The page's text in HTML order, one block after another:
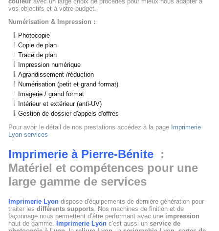
vos objectifs et à votre budget.
Numérisation & Impression :
Photocopie
Copie de plan
Tracé de plan
Impression numérique
Agrandissement /réduction
Numérisation (petit et grand format)
Imagerie / grand format
Intérieur et extérieur (anti-UV)
Gestion de dossier d'appels d'offres
Pour avoir le détail de nos prestations accédez à la page Imprimerie
Lyon services
Imprimerie à Pierre-Bénite :
Matériel et compétences pour une
large gamme de services
Imprimerie Lyon dispose d'équipements de dernière génération pour
traiter lesdifférents supports. Nos machines de finition et de
façonnage nous permettent d’être performant avec une impression
haut de gamme. Imprimerie Lyon c'est aussi unservice de